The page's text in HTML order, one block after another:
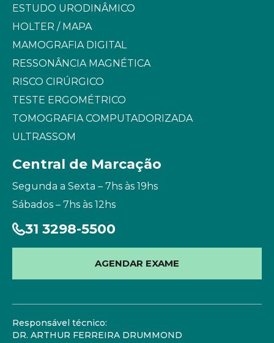
ESTUDO URODINÂMICO
HOLTER / MAPA
MAMOGRAFIA DIGITAL
RESSONÂNCIA MAGNÉTICA
RISCO CIRÚRGICO
TESTE ERGOMÉTRICO
TOMOGRAFIA COMPUTADORIZADA
ULTRASSOM
Central de Marcação
Segunda a Sexta – 7hs às 19hs
Sábados – 7hs às 12hs
31 3298-5500
AGENDAR EXAME
Responsável técnico:
DR. ARTHUR FERREIRA DRUMMOND